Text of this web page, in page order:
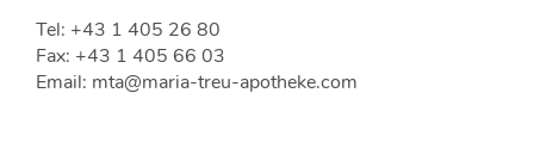
Tel: +43 1 405 26 80
Fax: +43 1 405 66 03
Email: mta@maria-treu-apotheke.com